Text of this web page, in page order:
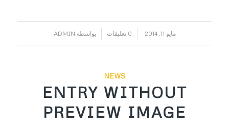
مايو 11, 2014
/ 0 تعليقات بواسطة ADMIN
NEWS
ENTRY WITHOUT
PREVIEW IMAGE